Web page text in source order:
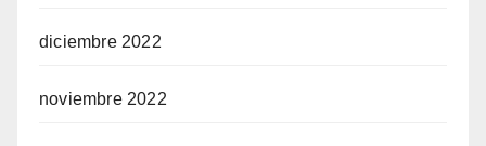
diciembre 2022
noviembre 2022